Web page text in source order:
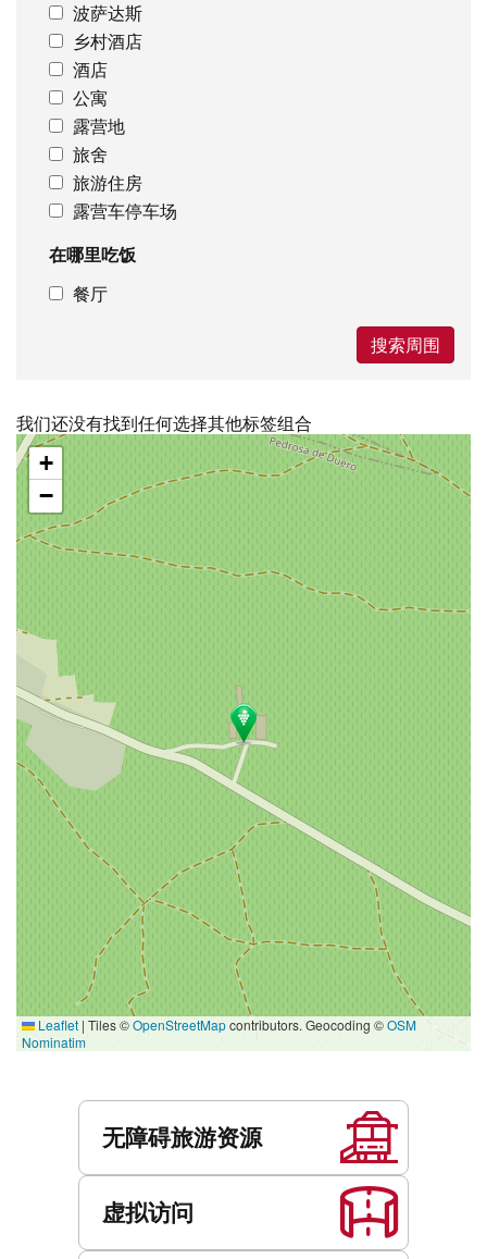
波萨达斯
乡村酒店
酒店
公寓
露营地
旅舍
旅游住房
露营车停车场
在哪里吃饭
餐厅
搜索周围
我们还没有找到任何选择其他标签组合
跳
过
地
图
+
−
Leaflet | Tiles ©OpenStreetMapcontributors. Geocoding ©OSM
Nominatim
无障碍旅游资源
虚拟访问